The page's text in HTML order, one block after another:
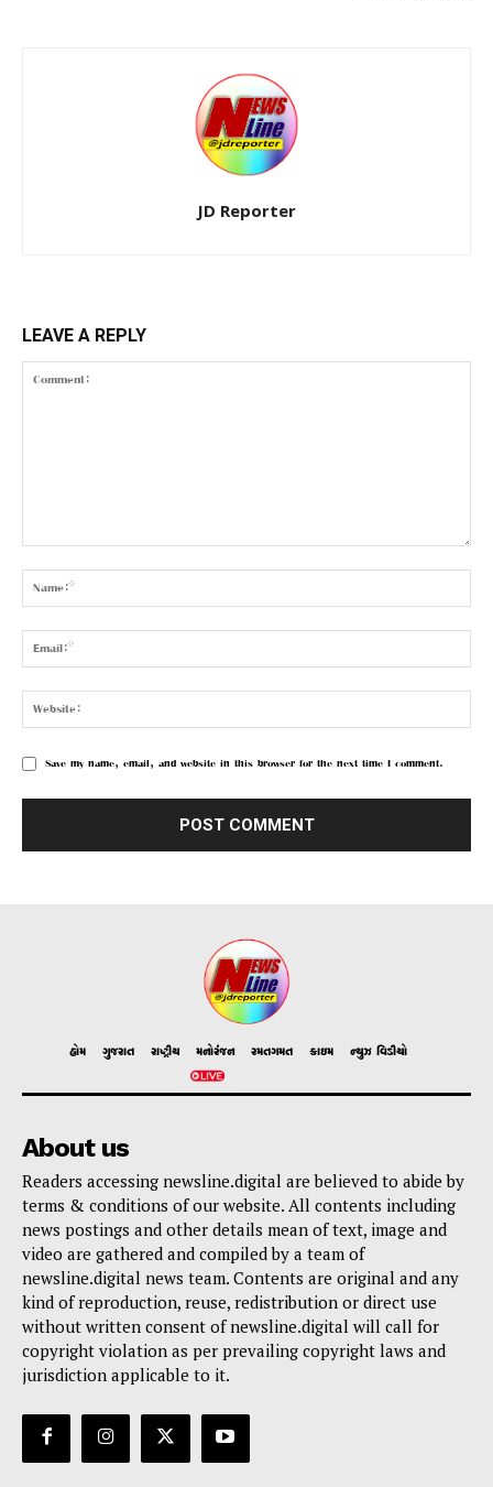
JD Reporter
LEAVE A REPLY
Save my name, email, and website in this browser for the next time I comment.
હોમ ગુજરાત રાષ્ટ્રીય મનોરંજન રમતગમત ક્રાઇમ ન્યુઝ વિડીયો
About us
Readers accessing newsline.digital are believed to abide by
terms & conditions of our website. All contents including
news postings and other details mean of text, image and
video are gathered and compiled by a team of
newsline.digital news team. Contents are original and any
kind of reproduction, reuse, redistribution or direct use
without written consent of newsline.digital will call for
copyright violation as per prevailing copyright laws and
jurisdiction applicable to it.